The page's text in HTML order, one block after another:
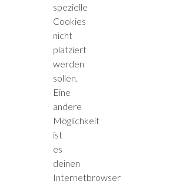
spezielle
Cookies
nicht
platziert
werden
sollen.
Eine
andere
Möglichkeit
ist
es
deinen
Internetbrowser